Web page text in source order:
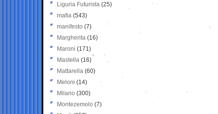
Liguria Futurista (25)
mafia (543)
manifesto (7)
Margherita (16)
Maroni (171)
Mastella (16)
Mattarella (60)
Meloni (14)
Milano (300)
Montezemolo (7)